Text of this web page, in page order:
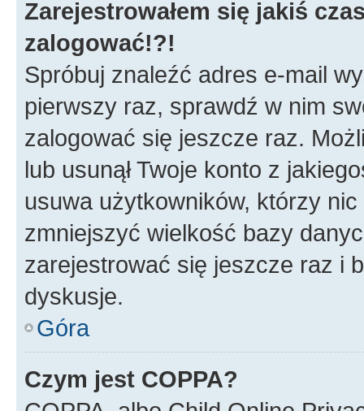
Zarejestrowałem się jakiś
zalogować!?!
Spróbuj znaleźć adres e-mail
pierwszy raz, sprawdź w nim
zalogować się jeszcze raz.
lub usunął Twoje konto z
usuwa użytkowników, którzy
zmniejszyć wielkość bazy
zarejestrować się jeszcze raz i
dyskusje.
Góra
Czym jest COPPA?